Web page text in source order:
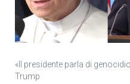
«Il presidente parla di
Trump